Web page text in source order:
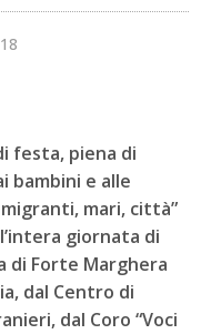
festa, piena di
bambini e alle
mari, città”
giornata di
di Forte Marghera
dal Centro di
dal Coro “Voci